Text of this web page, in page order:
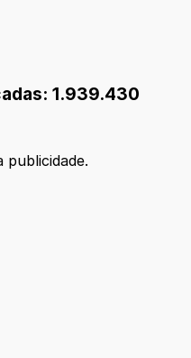
1.939.430
publicidade.